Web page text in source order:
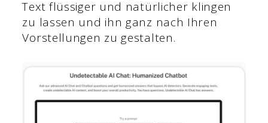
Text flüssiger und natürlicher klingen
zu lassen und ihn ganz nach Ihren
Vorstellungen zu gestalten.